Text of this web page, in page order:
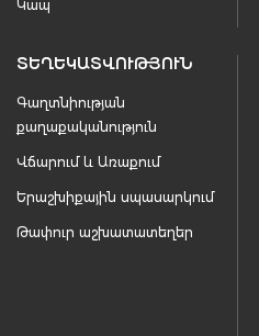
Կապ
ՏԵՂԵԿԱՏՎՈՒԹՅՈՒՆ
Գաղտնիության
քաղաքականություն
Վճարում և Առաքում
Երաշխիքային սպասարկում
Թափուր աշխատատեղեր